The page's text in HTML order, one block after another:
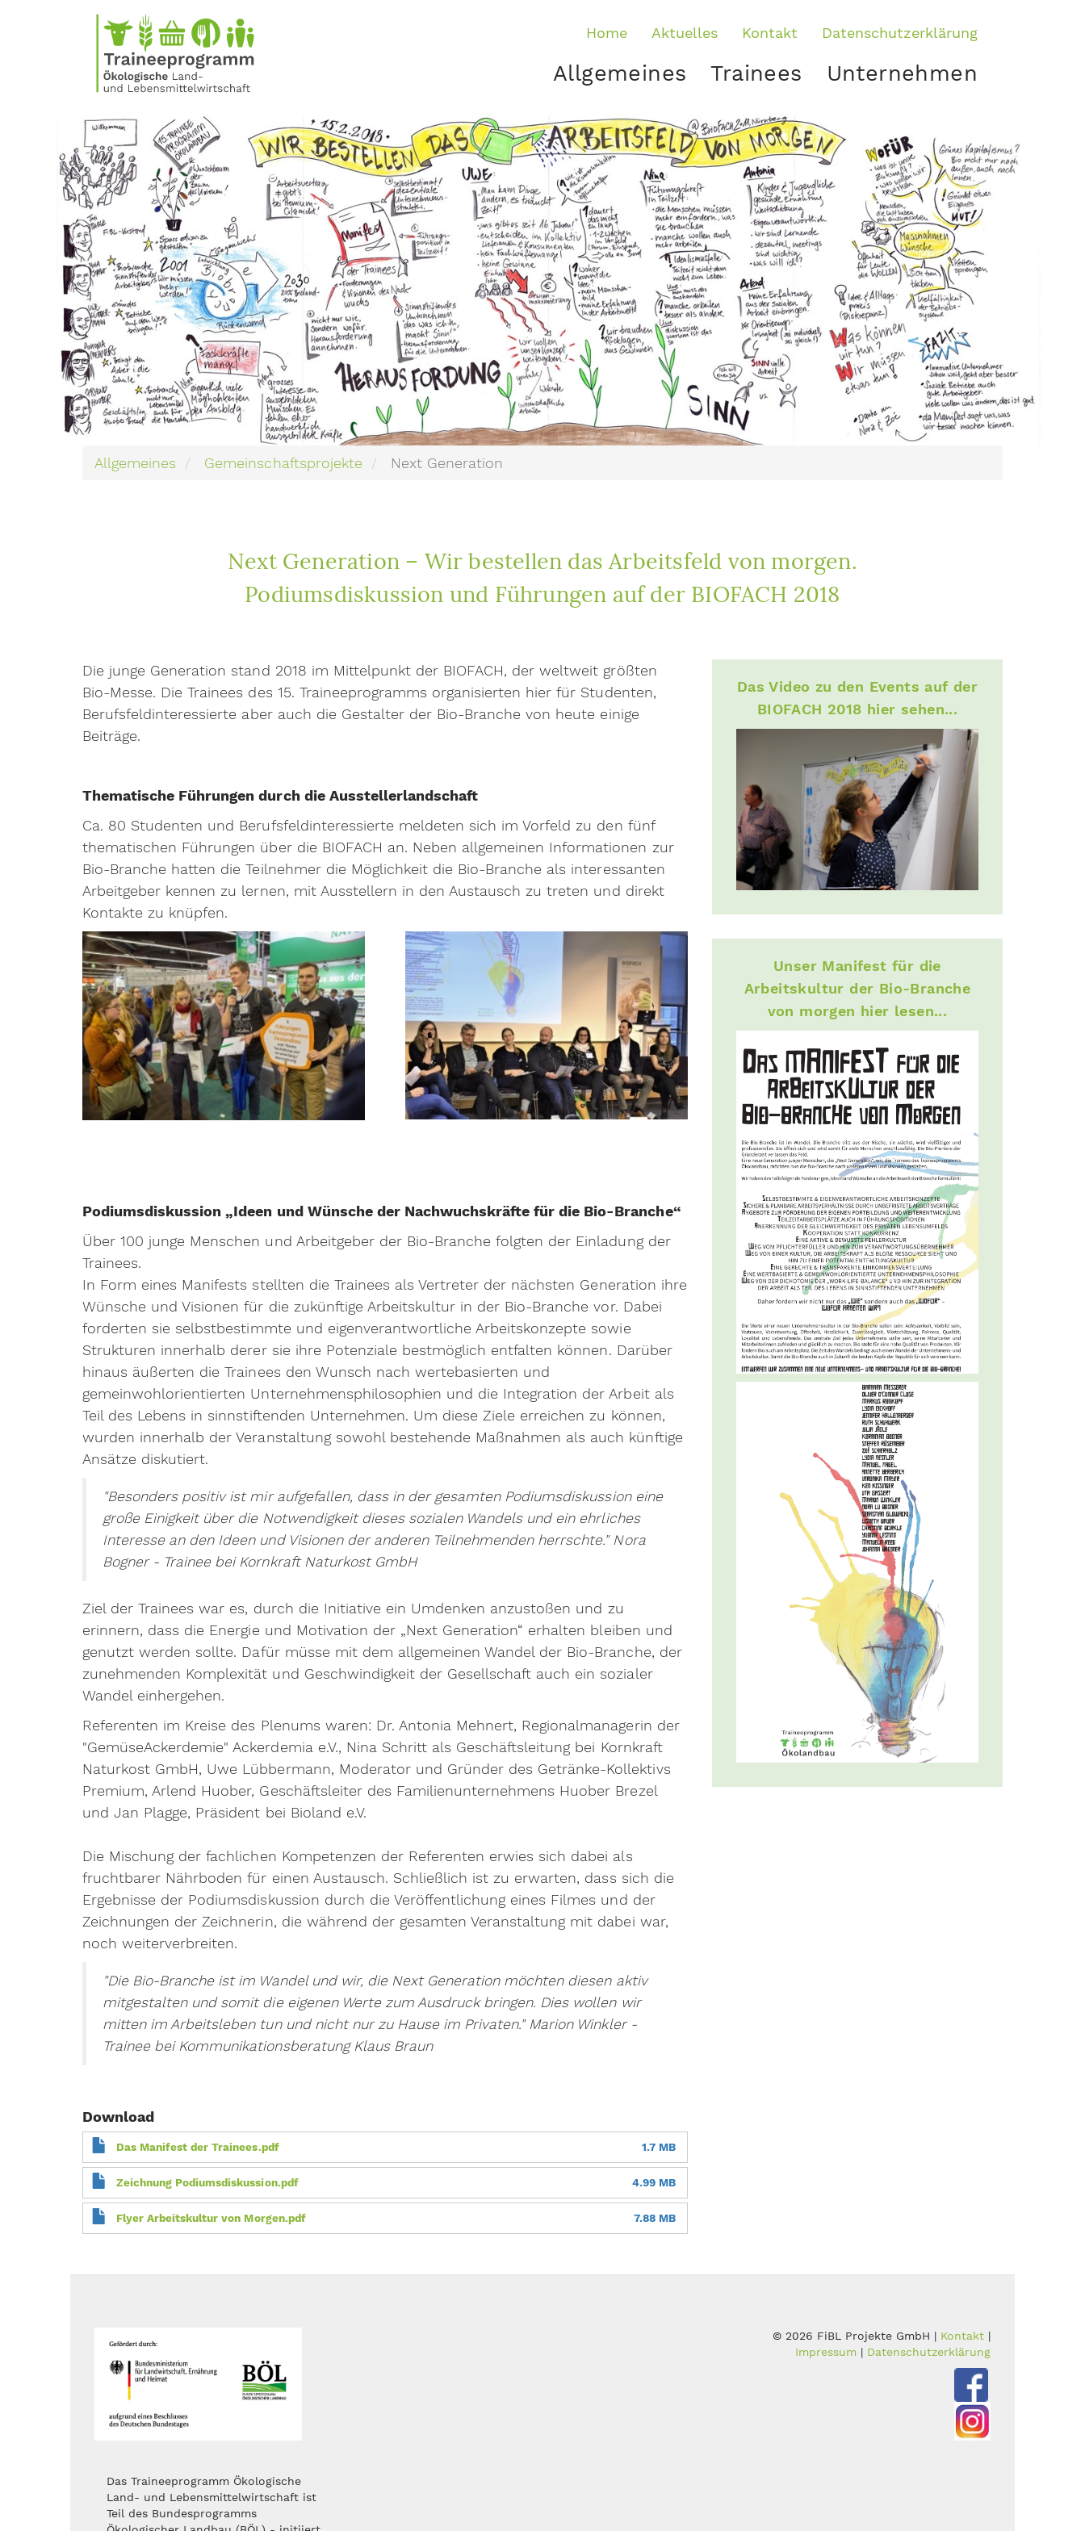
Home Aktuelles Kontakt Datenschutzerklärung
Allgemeines Trainees Unternehmen
Allgemeines Gemeinschaftsprojekte Next Generation
Next Generation – Wir bestellen das Arbeitsfeld von morgen.
Podiumsdiskussion und Führungen auf der BIOFACH 2018
Die junge Generation stand 2018 im Mittelpunkt der BIOFACH, der weltweit größten
Bio-Messe. Die Trainees des 15. Traineeprogramms organisierten hier für Studenten,
Berufsfeldinteressierte aber auch die Gestalter der Bio-Branche von heute einige
Beiträge.
Thematische Führungen durch die Ausstellerlandschaft
Ca. 80 Studenten und Berufsfeldinteressierte meldeten sich im Vorfeld zu den fünf
thematischen Führungen über die BIOFACH an. Neben allgemeinen Informationen zur
Bio-Branche hatten die Teilnehmer die Möglichkeit die Bio-Branche als interessanten
Arbeitgeber kennen zu lernen, mit Ausstellern in den Austausch zu treten und direkt
Kontakte zu knüpfen.
Podiumsdiskussion „Ideen und Wünsche der Nachwuchskräfte für die Bio-Branche“
Über 100 junge Menschen und Arbeitgeber der Bio-Branche folgten der Einladung der
Trainees.
In Form eines Manifests stellten die Trainees als Vertreter der nächsten Generation ihre
Wünsche und Visionen für die zukünftige Arbeitskultur in der Bio-Branche vor. Dabei
forderten sie selbstbestimmte und eigenverantwortliche Arbeitskonzepte sowie
Strukturen innerhalb derer sie ihre Potenziale bestmöglich entfalten können. Darüber
hinaus äußerten die Trainees den Wunsch nach wertebasierten und
gemeinwohlorientierten Unternehmensphilosophien und die Integration der Arbeit als
Teil des Lebens in sinnstiftenden Unternehmen. Um diese Ziele erreichen zu können,
wurden innerhalb der Veranstaltung sowohl bestehende Maßnahmen als auch künftige
Ansätze diskutiert.
"Besonders positiv ist mir aufgefallen, dass in der gesamten Podiumsdiskussion eine
große Einigkeit über die Notwendigkeit dieses sozialen Wandels und ein ehrliches
Interesse an den Ideen und Visionen der anderen Teilnehmenden herrschte." Nora
Bogner - Trainee bei Kornkraft Naturkost GmbH
Ziel der Trainees war es, durch die Initiative ein Umdenken anzustoßen und zu
erinnern, dass die Energie und Motivation der „Next Generation“ erhalten bleiben und
genutzt werden sollte. Dafür müsse mit dem allgemeinen Wandel der Bio-Branche, der
zunehmenden Komplexität und Geschwindigkeit der Gesellschaft auch ein sozialer
Wandel einhergehen.
Referenten im Kreise des Plenums waren: Dr. Antonia Mehnert, Regionalmanagerin der
"GemüseAckerdemie" Ackerdemia e.V., Nina Schritt als Geschäftsleitung bei Kornkraft
Naturkost GmbH, Uwe Lübbermann, Moderator und Gründer des Getränke-Kollektivs
Premium, Arlend Huober, Geschäftsleiter des Familienunternehmens Huober Brezel
und Jan Plagge, Präsident bei Bioland e.V.
Die Mischung der fachlichen Kompetenzen der Referenten erwies sich dabei als
fruchtbarer Nährboden für einen Austausch. Schließlich ist zu erwarten, dass sich die
Ergebnisse der Podiumsdiskussion durch die Veröffentlichung eines Filmes und der
Zeichnungen der Zeichnerin, die während der gesamten Veranstaltung mit dabei war,
noch weiterverbreiten.
"Die Bio-Branche ist im Wandel und wir, die Next Generation möchten diesen aktiv
mitgestalten und somit die eigenen Werte zum Ausdruck bringen. Dies wollen wir
mitten im Arbeitsleben tun und nicht nur zu Hause im Privaten." Marion Winkler -
Trainee bei Kommunikationsberatung Klaus Braun
Download
Das Manifest der Trainees.pdf 1.7 MB
Zeichnung Podiumsdiskussion.pdf 4.99 MB
Flyer Arbeitskultur von Morgen.pdf 7.88 MB
Das Video zu den Events auf der
BIOFACH 2018 hier sehen...
Unser Manifest für die
Arbeitskultur der Bio-Branche
von morgen hier lesen...
Das Traineeprogramm Ökologische
Land- und Lebensmittelwirtschaft ist
Teil des Bundesprogramms
© 2026 FiBL Projekte GmbH | Kontakt |
Impressum | Datenschutzerklärung